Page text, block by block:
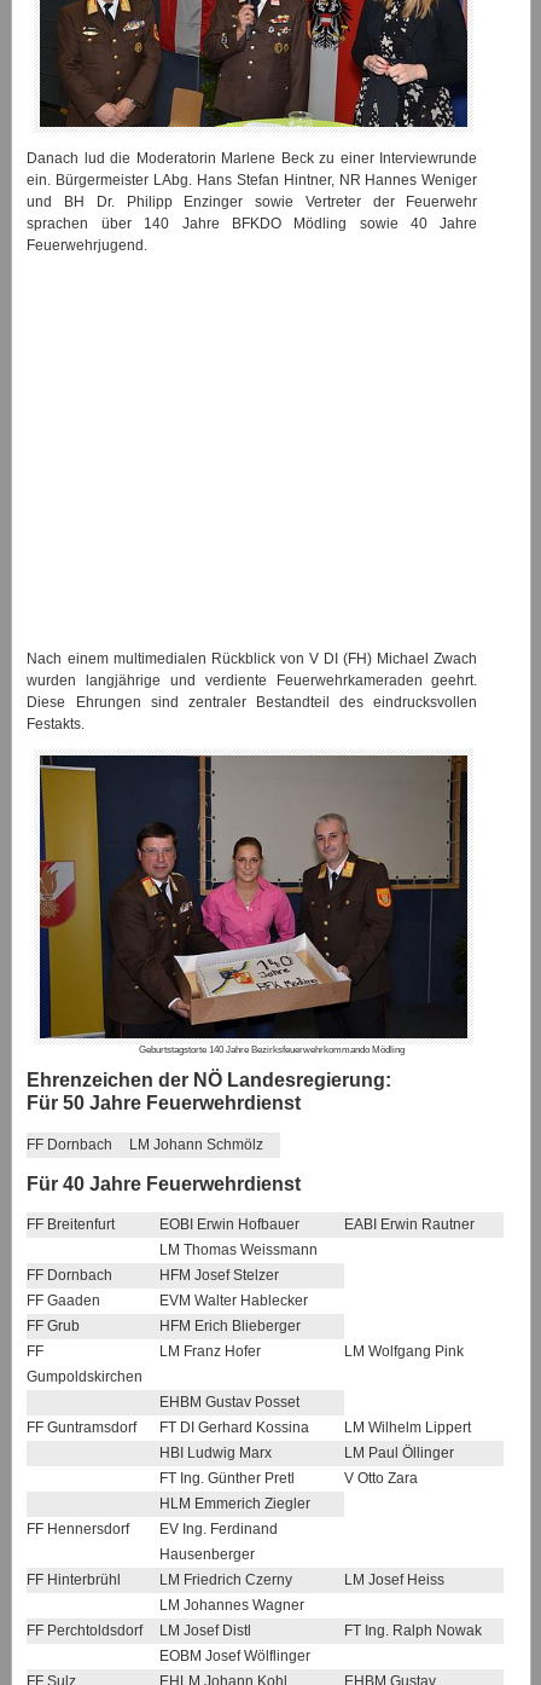
Danach lud die Moderatorin Marlene Beck zu einer Interviewrunde
ein. Bürgermeister LAbg. Hans Stefan Hintner, NR Hannes Weniger
und BH Dr. Philipp Enzinger sowie Vertreter der Feuerwehr
sprachen über 140 Jahre BFKDO Mödling sowie 40 Jahre
Feuerwehrjugend.
Nach einem multimedialen Rückblick von V DI (FH) Michael Zwach
wurden langjährige und verdiente Feuerwehrkameraden geehrt.
Diese Ehrungen sind zentraler Bestandteil des eindrucksvollen
Festakts.
Geburtstagstorte 140 Jahre Bezirksfeuerwehrkommando Mödling
Ehrenzeichen der NÖ Landesregierung:
Für 50 Jahre Feuerwehrdienst
FF Dornbach LM Johann Schmölz
Für 40 Jahre Feuerwehrdienst
FF Breitenfurt EOBI Erwin Hofbauer
EABI Erwin Rautner
LM Thomas Weissmann
FF Dornbach
HFM Josef Stelzer
FF Gaaden
EVM Walter Hablecker
FF Grub
HFM Erich Blieberger
FF
Gumpoldskirchen
LM Franz Hofer LM Wolfgang Pink
EHBM Gustav Posset
FF Guntramsdorf
FT DI Gerhard Kossina
LM Wilhelm Lippert
HBI Ludwig Marx
LM Paul Öllinger
FT Ing. Günther Pretl
V Otto Zara
HLM Emmerich Ziegler
FF Hennersdorf
EV Ing. Ferdinand
Hausenberger
FF Hinterbrühl
LM Friedrich Czerny
LM Josef Heiss
LM Johannes Wagner
FF Perchtoldsdorf
LM Josef Distl
FT Ing. Ralph Nowak
EOBM Josef Wölflinger